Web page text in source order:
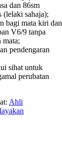
dan 86sm
(lelaki sahaja);
bagi mata kiri dan
V6/9 tanpa
mata;
pendengaran
sihat untuk
perubatan
Ahli